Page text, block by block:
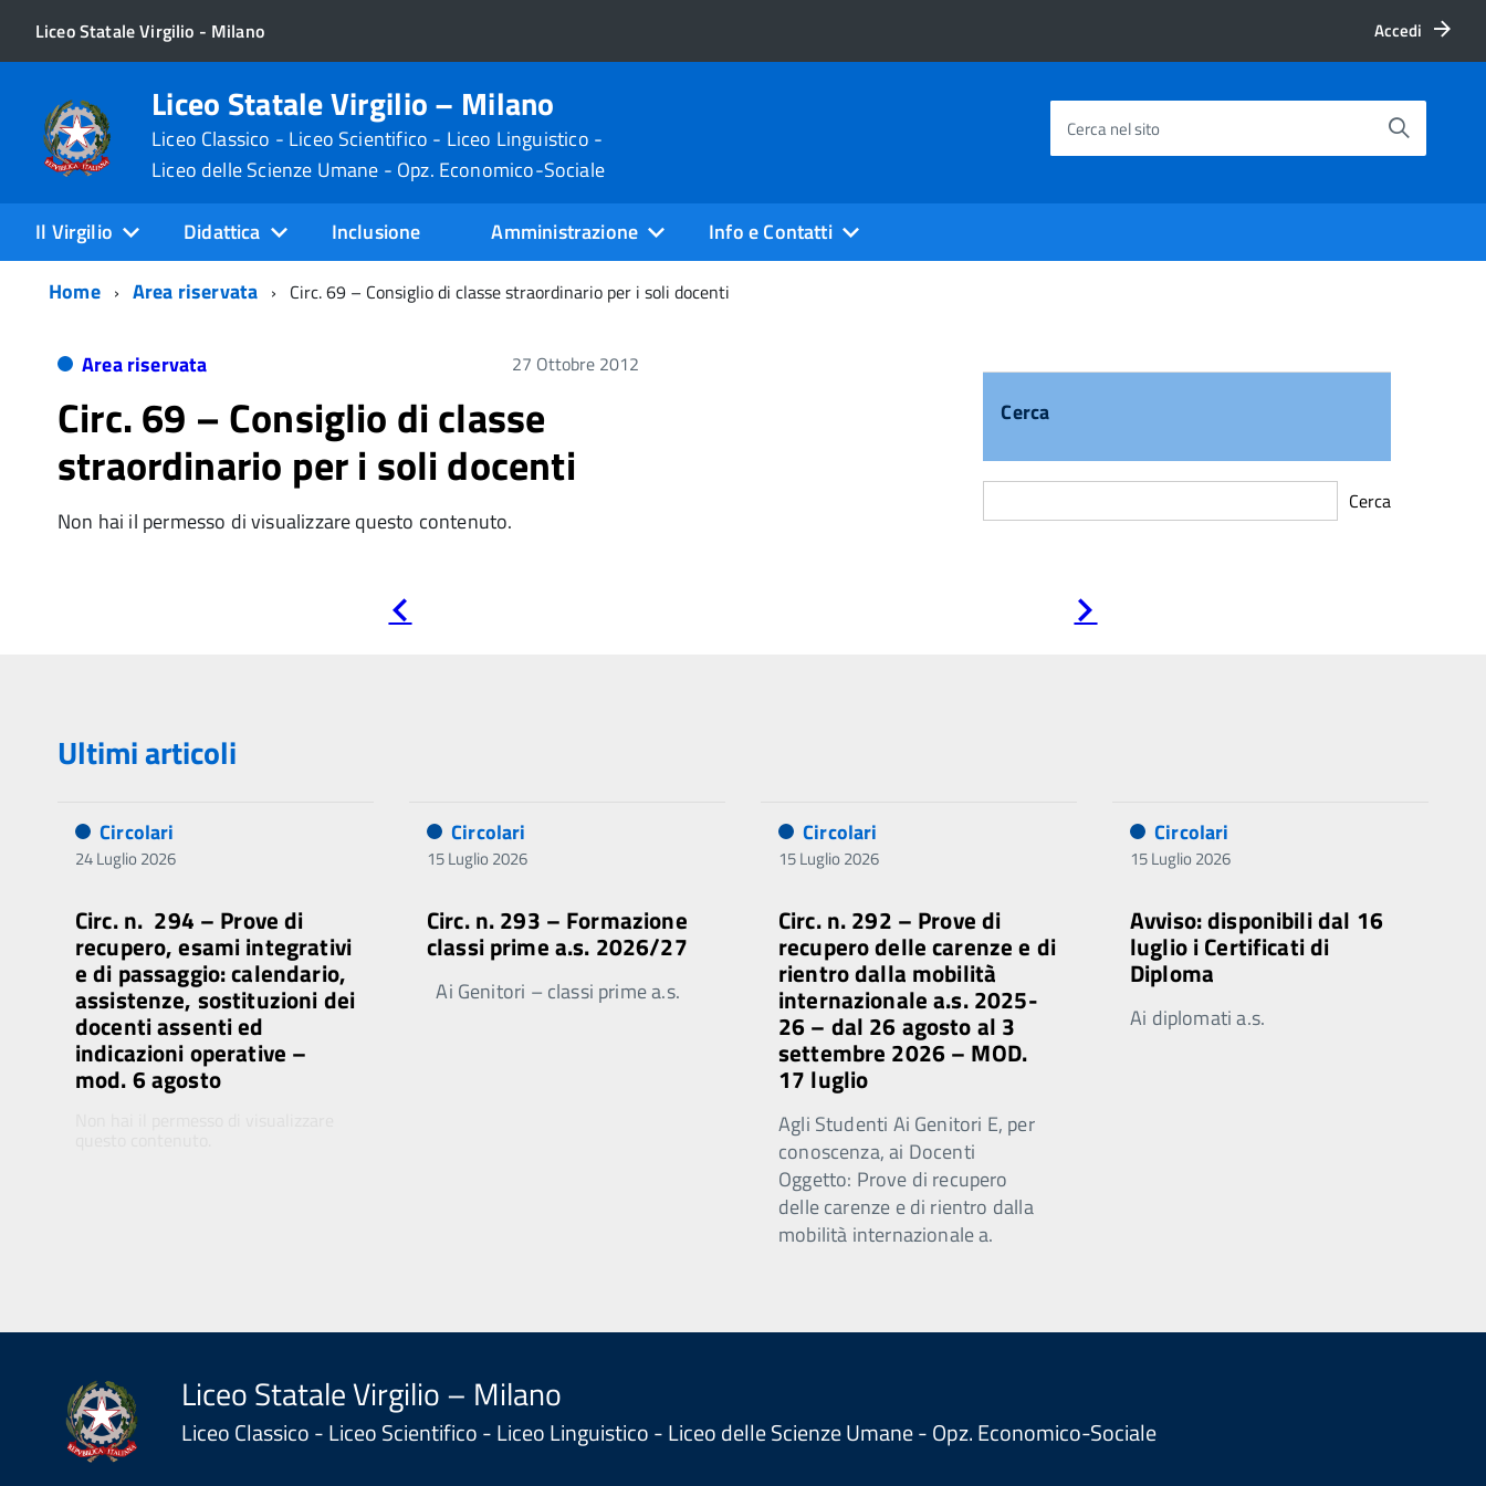
Liceo Statale Virgilio - Milano Accedi
Liceo Statale Virgilio – Milano
Liceo Classico - Liceo Scientifico - Liceo Linguistico -
Liceo delle Scienze Umane - Opz. Economico-Sociale
Cerca nel sito
Il Virgilio Didattica Inclusione Amministrazione
Info e Contatti
Home
Area riservata Circ. 69 – Consiglio di classe straordinario per i soli docenti
Area riservata 27 Ottobre 2012
Circ. 69 – Consiglio di classe
straordinario per i soli docenti
Non hai il permesso di visualizzare questo contenuto.
Cerca
Cerca
precedente successiva
Ultimi articoli
Circolari
24 Luglio 2026
Circ. n. 294 – Prove di
recupero, esami integrativi
e di passaggio: calendario,
assistenze, sostituzioni dei
docenti assenti ed
indicazioni operative –
mod. 6 agosto
Circolari
15 Luglio 2026
Circ. n. 293 – Formazione
classi prime a.s. 2026/27
Ai Genitori – classi prime a.s.
Circolari
15 Luglio 2026
Circ. n. 292 – Prove di
recupero delle carenze e di
rientro dalla mobilità
internazionale a.s. 2025-
26 – dal 26 agosto al 3
settembre 2026 – MOD.
17 luglio
Agli Studenti Ai Genitori E, per
conoscenza, ai Docenti
Oggetto: Prove di recupero
delle carenze e di rientro dalla
mobilità internazionale a.
Circolari
15 Luglio 2026
Avviso: disponibili dal 16
luglio i Certificati di
Diploma
Ai diplomati a.s.
Liceo Statale Virgilio – Milano
Liceo Classico - Liceo Scientifico - Liceo Linguistico - Liceo delle Scienze Umane - Opz. Economico-Sociale